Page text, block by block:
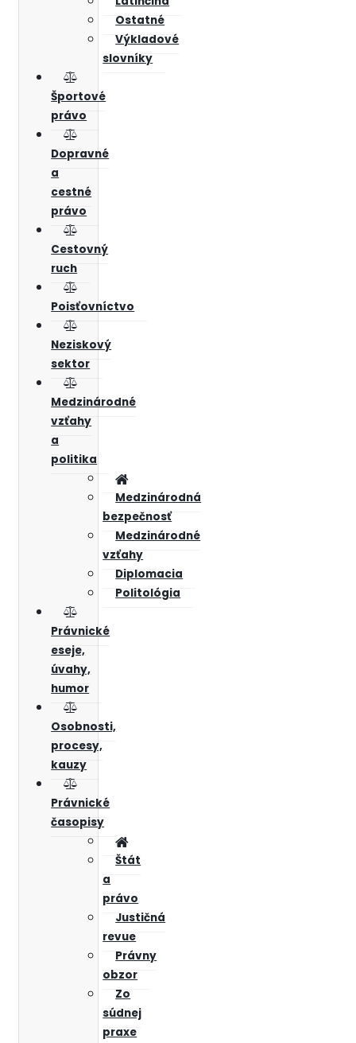
Ostatné
Výkladové
slovníky
Športové
právo
Dopravné
a
cestné
právo
Cestovný
ruch
Poisťovníctvo
Neziskový
sektor
Medzinárodné
vzťahy
a
politika
Medzinárodná
bezpečnosť
Medzinárodné
vzťahy
Diplomacia
Politológia
Právnické
eseje,
úvahy,
humor
Osobnosti,
procesy,
kauzy
Právnické
časopisy
Štát
a
právo
Justičná
revue
Právny
obzor
Zo
súdnej
praxe